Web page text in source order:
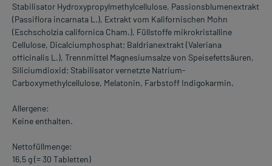
Stabilisator Hydroxypropylmethylcellulose, Passionsblumenextrakt
(Passiflora incarnata L.), Extrakt vom Kalifornischen Mohn
(Eschscholzia californica Cham.), Füllstoffe mikrokristalline
Cellulose, Dicalciumphosphat; Baldrianextrakt (Valeriana
officinalis L.), Trennmittel Magnesiumsalze von Speisefettsäuren,
Siliciumdioxid; Stabilisator vernetzte Natrium-
Carboxymethylcellulose, Melatonin, Farbstoff Indigokarmin.
Allergene:
Keine enthalten.
Nettofüllmenge:
16,5 g (= 30 Tabletten)